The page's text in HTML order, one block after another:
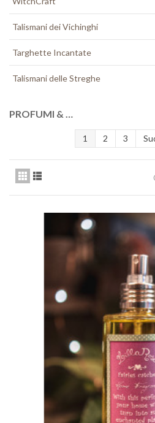
Talismani dei Vichinghi
Targhette Incantate
Talismani delle Streghe
PROFUMI & …
1 2 3